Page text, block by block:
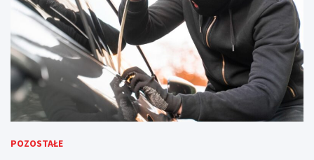
POZOSTAŁE